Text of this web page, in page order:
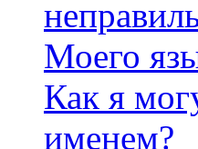
Моего
Как я
именем?